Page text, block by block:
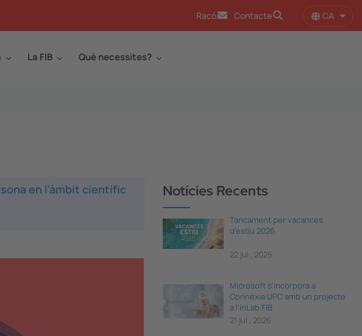
Racó Contacte CA
La FIB Què necessites?
en l’àmbit científic
Notícies Recents
Tancament per vacances
d'estiu 2026
22 jul., 2026
Microsoft s'incorpora a
Connèxia UPC amb un projecte
a l'inLab FIB
21 jul., 2026